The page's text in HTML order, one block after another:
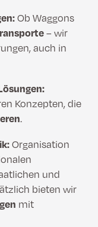
Ob Waggons
– wir
auch in
Konzepten, die
.
Organisation
und
bieten wir
mit